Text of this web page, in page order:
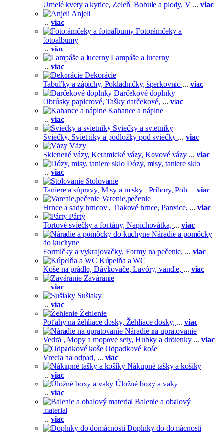
Umelé kvety a kytice, Zeleň, Bobule a plody, V ... viac
Anjeli
... viac
Fotorámčeky a
fotoalbumy
... viac
Lampáše a lucerny
... viac
Dekorácie
Tabuľky a zápichy, Pokladničky, šperkovnic ... viac
Darčekové doplnky
Obrúsky papierové, Tašky darčekové, ... viac
Kahance a náplne
... viac
Sviečky a svietniky
Sviečky, Svietníky a podložky pod sviečky ... viac
Vázy
Sklenené vázy, Keramické vázy, Kovové vázy ... viac
Dózy, misy, taniere sklo
... viac
Stolovanie
Taniere a súpravy, Misy a misky , Príbory, Poh ... viac
Varenie,pečenie
Hrnce a sady hrncov , Tlakové hrnce, Panvice, ... viac
Párty
Tortové sviečky a fontány, Napichovátka, ... viac
Náradie a pomôcky
do kuchyne
Formičky a vykrajovačky, Formy na pečenie, ... viac
Kúpelňa a WC
Koše na prádlo, Dávkovače, Lavóry, vandle, ... viac
Zaváranie
... viac
Sušiaky
... viac
Žehlenie
Poťahy na žehliace dosky, Žehliace dosky, ... viac
Náradie na upratovanie
Vedrá , Mopy a mopové sety, Hubky a drôtenky ... viac
Odpadkové koše
Vrecia na odpad, ... viac
Nákupné tašky a košíky
... viac
Úložné boxy a vaky
... viac
Balenie a obalový
material
... viac
Doplnky do domácnosti